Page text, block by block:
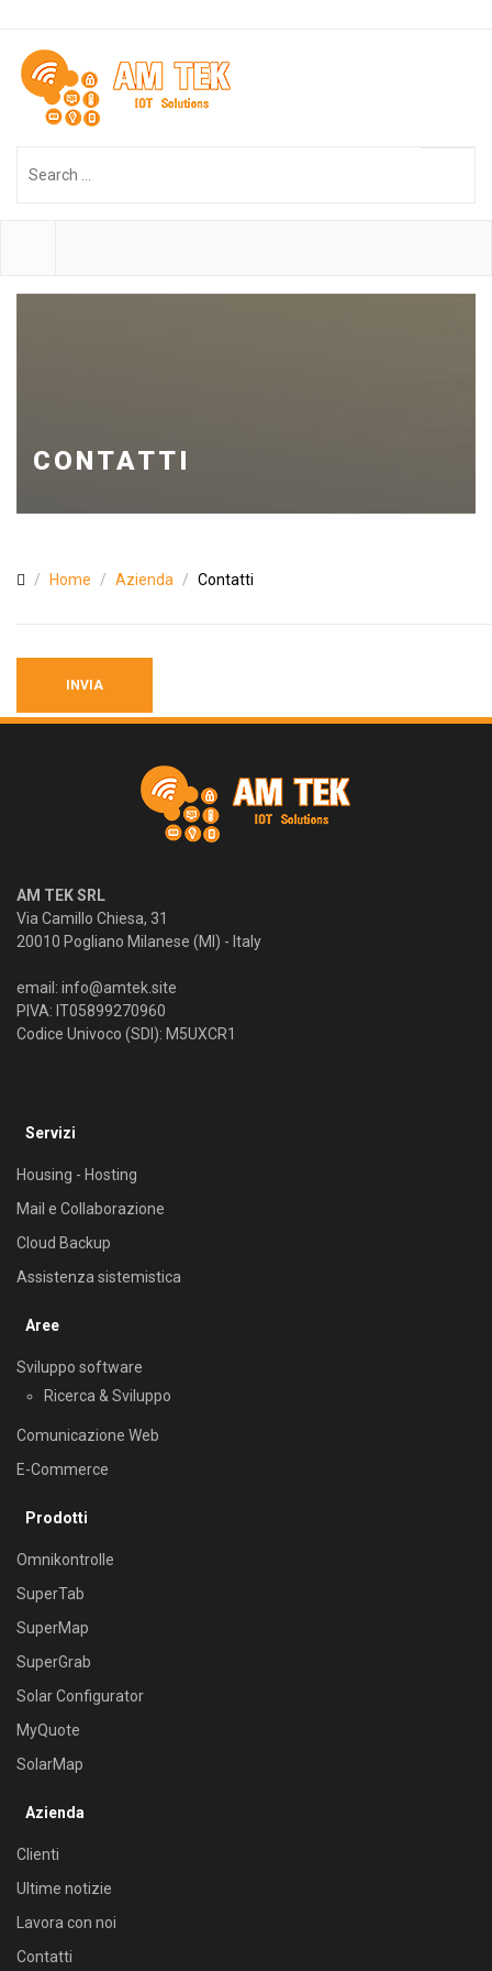
CONTATTI
Home Azienda Contatti
INVIA
AM TEK SRL
Via Camillo Chiesa, 31
20010 Pogliano Milanese (MI) - Italy
email: info@amtek.site
PIVA: IT05899270960
Codice Univoco (SDI): M5UXCR1
Servizi
Housing - Hosting
Mail e Collaborazione
Cloud Backup
Assistenza sistemistica
Aree
Sviluppo software
Ricerca & Sviluppo
Comunicazione Web
E-Commerce
Prodotti
Omnikontrolle
SuperTab
SuperMap
SuperGrab
Solar Configurator
MyQuote
SolarMap
Azienda
Clienti
Ultime notizie
Lavora con noi
Contatti